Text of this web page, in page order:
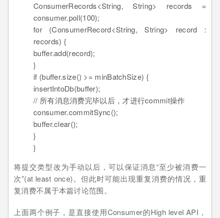
ConsumerRecords<String,String> records =
consumer.poll(100);
for
(ConsumerRecord<String,String> record :
records) {
buffer.add(record);
}
if (buffer.size() >= minBatchSize) {
insertIntoDb(buffer);
// 所有消息消费完毕以后，才进行commit操作
consumer.commitSync();
buffer.clear();
}
}
将提交类型改为手动以后，可以保证消息“至少被消费一
次”(at least once)。但此时可能出现重复消费的情况，重
复消费不属于本篇讨论范围。
上面两个例子，是直接使用Consumer的High level API，